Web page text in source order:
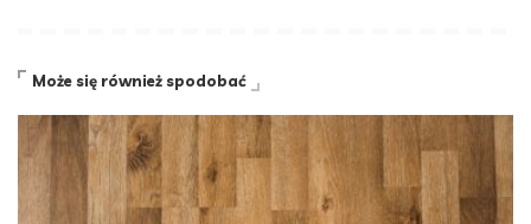
Może się również spodobać